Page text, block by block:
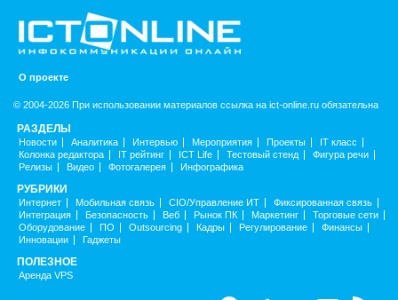
О проекте
© 2004-2026 При использовании материалов ссылка на ict-online.ru обязательна
РАЗДЕЛЫ
Новости Аналитика Интервью Мероприятия Проекты
IT класс
Колонка редактора
IT рейтинг ICT Life Тестовый стенд
Фигура речи
Релизы
Видео Фотогалерея Инфографика
РУБРИКИ
Интернет Мобильная связь CIO/Управление ИТ
Фиксированная связь
Интеграция
Безопасность Веб Рынок ПК Маркетинг
Торговые сети
Оборудование
ПО Outsourcing Кадры Регулирование
Финансы
Инновации
Гаджеты
ПОЛЕЗНОЕ
Аренда VPS